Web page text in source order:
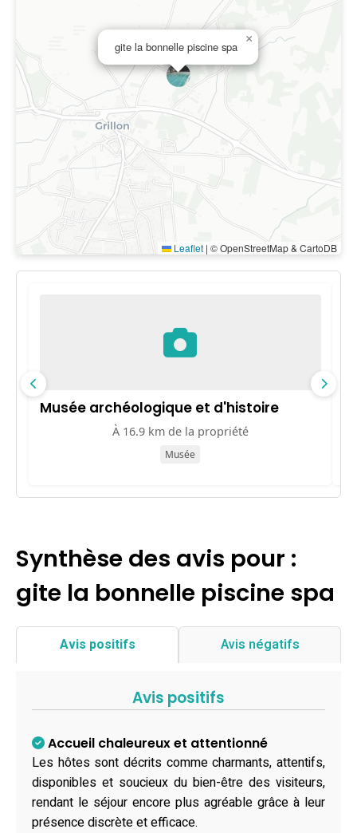
gite la bonnelle piscine spa
×
Leaflet | © OpenStreetMap & CartoDB
Musée archéologique et d'histoire
À 16.9 km de la propriété
Musée
Synthèse des avis pour :
gite la bonnelle piscine spa
Avis positifs Avis négatifs
Avis positifs
Accueil chaleureux et attentionné
Les hôtes sont décrits comme charmants, attentifs,
disponibles et soucieux du bien-être des visiteurs,
rendant le séjour encore plus agréable grâce à leur
présence discrète et efficace.